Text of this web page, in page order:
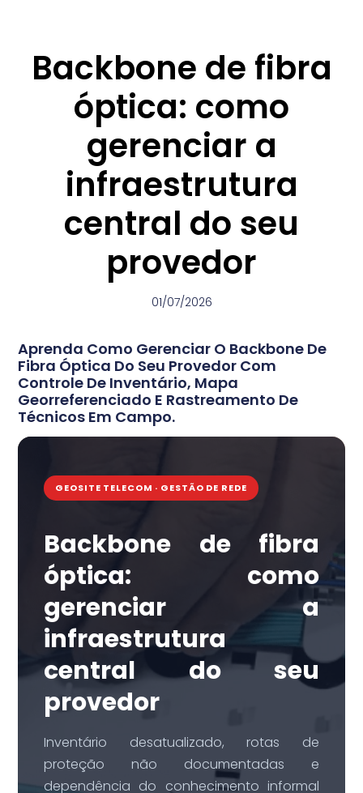
Backbone de fibra
óptica: como
gerenciar a
infraestrutura
central do seu
provedor
01/07/2026
Aprenda Como Gerenciar O Backbone De
Fibra Óptica Do Seu Provedor Com
Controle De Inventário, Mapa
Georreferenciado E Rastreamento De
Técnicos Em Campo.
GEOSITE TELECOM · GESTÃO DE REDE
Backbone de fibra
óptica: como
gerenciar a
infraestrutura
central do seu
provedor
Inventário desatualizado, rotas de
proteção não documentadas e
dependência do conhecimento informal